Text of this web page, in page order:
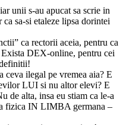
unii s-au apucat sa scrie in
ca sa-si etaleze lipsa dorintei
ca rectorii aceia, pentru ca
DEX-online, pentru cei
ceva ilegal pe vremea aia? E
LUI si nu altor elevi? E
de alta, insa eu stiam ca le-a
fizica IN LIMBA germana –